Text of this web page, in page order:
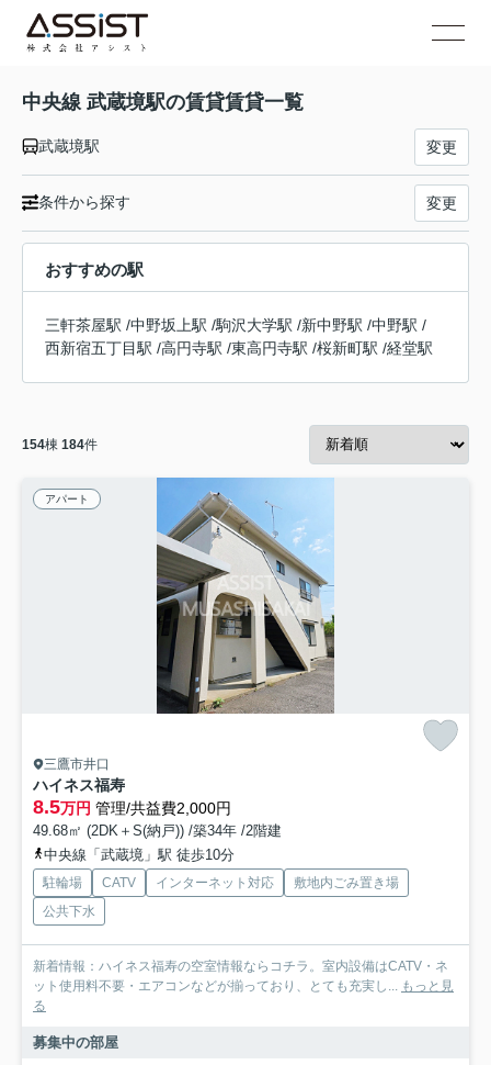
中央線 武蔵境駅の賃貸賃貸一覧
武蔵境駅 変更
条件から探す 変更
おすすめの駅
三軒茶屋駅 /中野坂上駅 /駒沢大学駅 /新中野駅 /中野駅 /
西新宿五丁目駅 /高円寺駅 /東高円寺駅 /桜新町駅 /経堂駅
154棟 184件
アパート
三鷹市井口
ハイネス福寿
8.5万円 管理/共益費2,000円
49.68㎡ (2DK＋S(納戸)) /築34年 /2階建
中央線「武蔵境」駅 徒歩10分
駐輪場 CATV インターネット対応
敷地内ごみ置き場
公共下水
新着情報：ハイネス福寿の空室情報ならコチラ。室内設備はCATV・ネ
ット使用料不要・エアコンなどが揃っており、とても充実し...
もっと見
る
募集中の部屋